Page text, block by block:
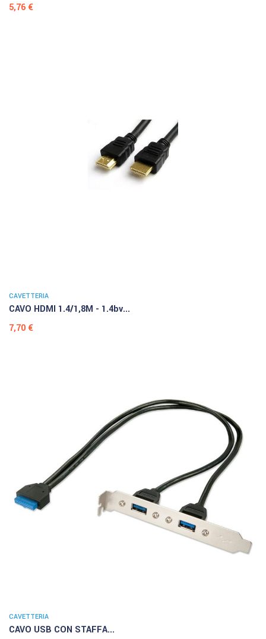
Prezzo
5,76 €
CAVETTERIA
CAVO HDMI 1.4/1,8M - 1.4bv...
Prezzo
7,70 €
CAVETTERIA
CAVO USB CON STAFFA...